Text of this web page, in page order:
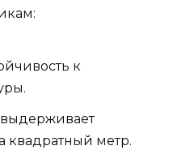
к
выдерживает
квадратный метр.